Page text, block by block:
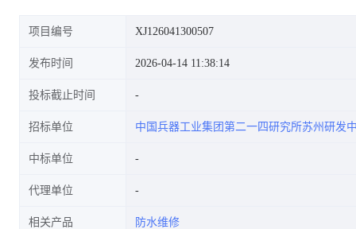
项目编号 XJ126041300507
发布时间 2026-04-14 11:38:14
投标截止时间
招标单位 中国兵器工业集团第二一四研究所苏州研发
中标单位
代理单位
相关产品 防水维修